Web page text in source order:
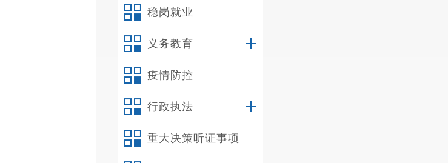
稳岗就业
义务教育
疫情防控
行政执法
重大决策听证事项